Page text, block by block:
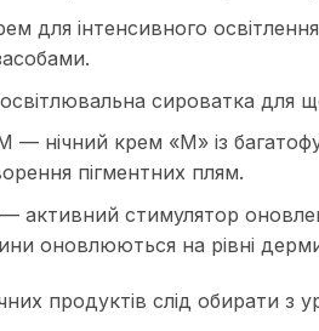
для інтенсивного
сироватка для
— нічний крем «М» із
пігментних плям.
активний стимулятор
оновлюються на рівні
продуктів слід обирати з